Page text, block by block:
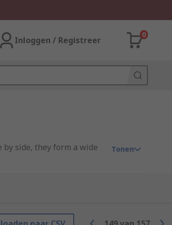
Inloggen / Registreer
0
by side, they form a wide
Tonen